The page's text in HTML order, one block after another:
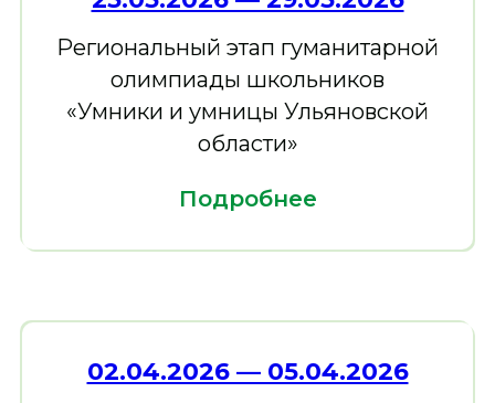
Региональный этап гуманитарной
олимпиады школьников
«Умники и умницы Ульяновской
области»
Подробнее
02.04.2026 — 05.04.2026